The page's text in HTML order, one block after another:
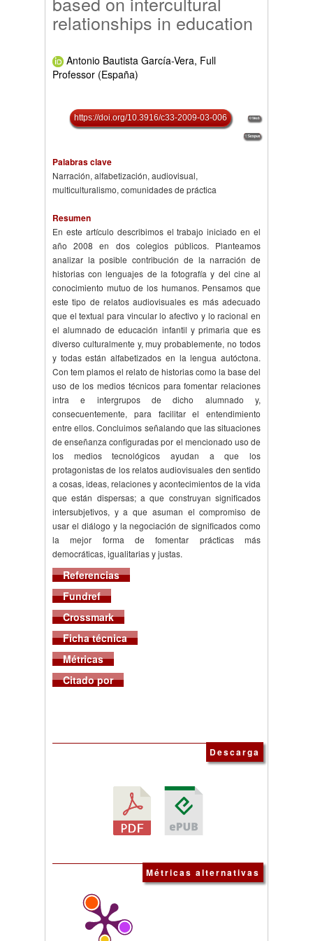
relationships in education
Antonio Bautista García-Vera, Full
Professor (España)
https://doi.org/10.3916/c33-2009-03-006
Palabras clave
Narración, alfabetización, audiovisual,
multiculturalismo, comunidades de práctica
Resumen
En este artículo describimos el trabajo iniciado en el
año 2008 en dos colegios públicos. Planteamos
analizar la posible contribución de la narración de
historias con lenguajes de la fotografía y del cine al
conocimiento mutuo de los humanos. Pensamos que
este tipo de relatos audiovisuales es más adecuado
que el textual para vincular lo afectivo y lo racional en
el alumnado de educación infantil y primaria que es
diverso culturalmente y, muy probablemente, no todos
y todas están alfabetizados en la lengua autóctona.
Con tem plamos el relato de historias como la base del
uso de los medios técnicos para fomentar relaciones
intra e intergrupos de dicho alumnado y,
consecuentemente, para facilitar el entendimiento
entre ellos. Concluimos señalando que las situaciones
de enseñanza configuradas por el mencionado uso de
los medios tecnológicos ayudan a que los
protagonistas de los relatos audiovisuales den sentido
a cosas, ideas, relaciones y acontecimientos de la vida
que están dispersas; a que construyan significados
intersubjetivos, y a que asuman el compromiso de
usar el diálogo y la negociación de significados como
la mejor forma de fomentar prácticas más
democráticas, igualitarias y justas.
Referencias
Fundref
Crossmark
Ficha técnica
Métricas
Citado por
Descarga
Métricas alternativas